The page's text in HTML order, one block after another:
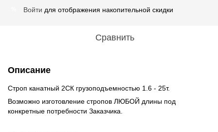
Войти для отображения накопительной скидки
Сравнить
Описание
Строп канатный 2СК грузоподъемностью 1.6 - 25т.
Возможно изготовление стропов ЛЮБОЙ длины под
конкретные потребности Заказчика.